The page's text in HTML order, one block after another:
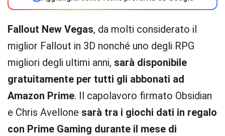
Fallout New Vegas, da molti considerato il
miglior Fallout in 3D nonché uno degli RPG
migliori degli ultimi anni, sarà disponibile
gratuitamente per tutti gli abbonati ad
Amazon Prime. Il capolavoro firmato Obsidian
e Chris Avellone sarà tra i giochi dati in regalo
con Prime Gaming durante il mese di